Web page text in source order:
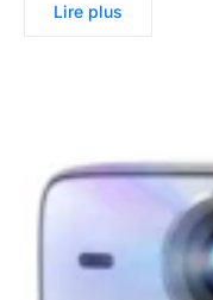
Lire plus